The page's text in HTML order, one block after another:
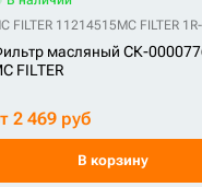
C-5506HIFI C-5511HIFI D17-
STAL 84116STAL 84204831
FILTER 11214515MC FILTER
масляный СК-
FILTER
2 469 руб
В корзину